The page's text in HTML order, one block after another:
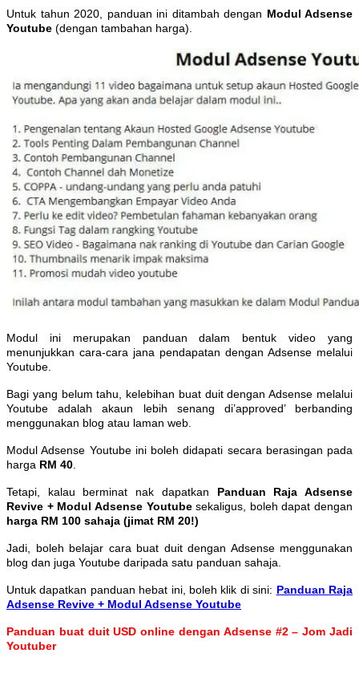
Untuk tahun 2020, panduan ini ditambah dengan Modul Adsense
Youtube (dengan tambahan harga).
Modul ini merupakan panduan dalam bentuk video yang
menunjukkan cara-cara jana pendapatan dengan Adsense melalui
Youtube.
Bagi yang belum tahu, kelebihan buat duit dengan Adsense melalui
Youtube adalah akaun lebih senang di’approved’ berbanding
menggunakan blog atau laman web.
Modul Adsense Youtube ini boleh didapati secara berasingan pada
harga RM 40
Tetapi, kalau berminat nak dapatkan Panduan Raja Adsense
Revive + Modul Adsense Youtubesekaligus, boleh dapat dengan
harga RM 100 sahaja (jimat RM 20!)
Jadi, boleh belajar cara buat duit dengan Adsense menggunakan
blog dan juga Youtube daripada satu panduan sahaja.
Untuk dapatkan panduan hebat ini, boleh klik di sini: Panduan Raja
Adsense Revive + Modul Adsense Youtube
Panduan buat duit USD online dengan Adsense #2 – Jom Jadi
Youtuber